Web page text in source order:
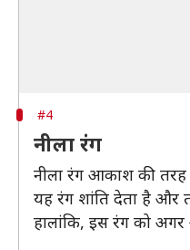
#4
नीला रंग
नीला रंग आकाश की तरह
यह रंग शांति देता है और
हालांकि, इस रंग को